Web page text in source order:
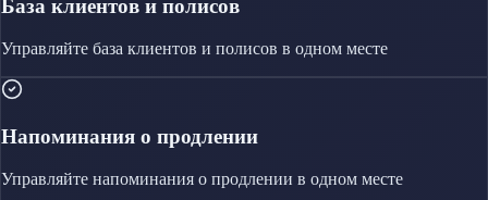
База клиентов и полисов
Управляйте база клиентов и полисов в одном месте
Напоминания о продлении
Управляйте напоминания о продлении в одном месте